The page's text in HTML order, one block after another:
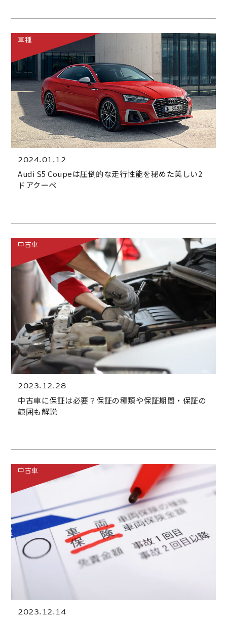
車種
2024.01.12
Audi S5 Coupeは圧倒的な走行性能を秘めた美しい2
ドアクーペ
中古車
2023.12.28
中古車に保証は必要？保証の種類や保証期間・保証の
範囲も解説
中古車
2023.12.14